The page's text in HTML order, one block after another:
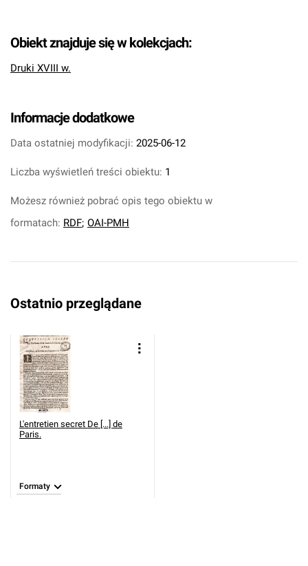
Obiekt znajduje się w kolekcjach:
Druki XVIII w.
Informacje dodatkowe
Data ostatniej modyfikacji: 2025-06-12
Liczba wyświetleń treści obiektu: 1
Możesz również pobrać opis tego obiektu w
formatach: RDF; OAI-PMH
Ostatnio przeglądane
L'entretien secret De [...] de
Paris.
Formaty